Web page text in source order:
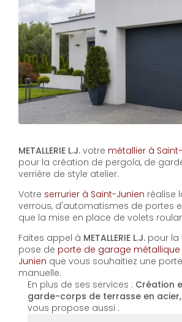
METALLERIE L.J. votre métallier à
pour la création de pergola, de
verrière de style atelier.
Votre serrurier à Saint-Junien réalise
verrous, d'automatismes de portes
que la mise en place de volets
Faites appel à METALLERIE L.J. pour la
pose de porte de garage métallique
Junien que vous souhaitiez une
manuelle.
En plus de ses services : Création
garde-corps de terrasse en acier,
vous propose aussi :